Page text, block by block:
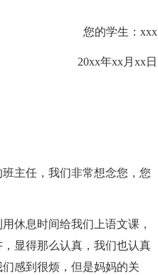
您的学生：xxx
20xx年xx月xx日
主任，我们非常想念您，您
休息时间给我们上语文课，
显得那么认真，我们也认真
感到很烦，但是妈妈的关